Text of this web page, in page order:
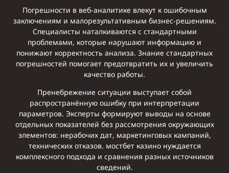
Погрешности в веб-аналитике влекут к ошибочным
заключениям и малорезультативным бизнес-решениям.
Специалисты наталкиваются с стандартными
проблемами, которые нарушают информацию и
понижают корректность анализа. Знание стандартных
погрешностей помогает предотвратить их и увеличить
качество работы.
Пренебрежение ситуации выступает собой
распространённую ошибку при интерпретации
параметров. Эксперты формируют выводы на основе
отдельных показателей без рассмотрения окружающих
элементов: нерабочих дат, маркетинговых кампаний,
технических отказов. мостбет казино нуждается
комплексного подхода и сравнения разных источников
сведений.